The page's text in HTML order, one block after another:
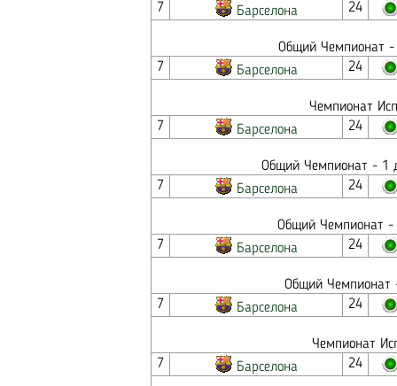
7
Барселона 24
Общий Чемпионат
7
Барселона 24
Чемпионат
7
Барселона 24
Общий Чемпионат - 1
7
Барселона 24
Общий Чемпионат -
7
Барселона 24
Общий Чемпионат
7
Барселона 24
Чемпионат
7
Барселона 24